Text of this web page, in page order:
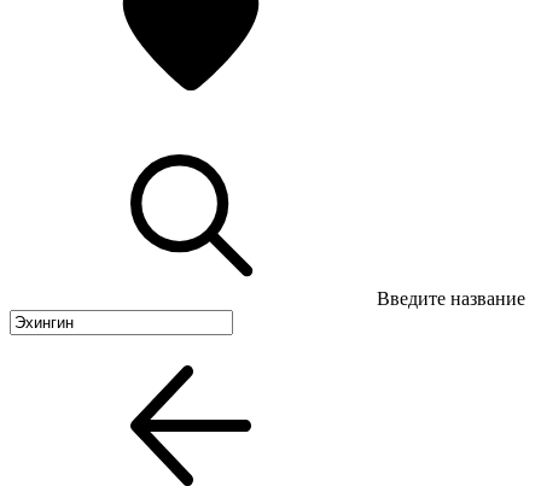
Введите название